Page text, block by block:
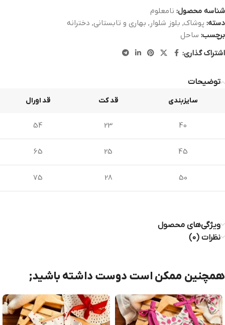
شناسه محصول: نامعلوم
دسته: پوشاک, بلوز شلوار , بهاری و تابستانی, دخترانه
برچسب: ساحل
اشتراک گذاری:
توضیحات
سایزبندی قد کت قد اورال
40
23
54
45
25
65
50
28
75
ویژگی‌های محصول
نظرات (0)
همچنین ممکن است دوست داشته باشید;